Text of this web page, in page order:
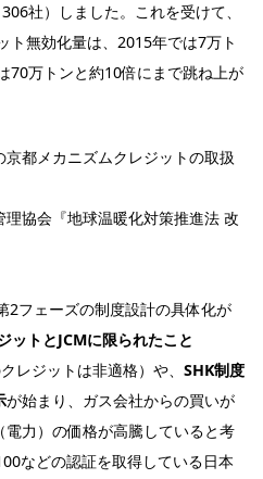
社）しました。これを受けて、
ト無効化量は、2015年では7万ト
70万トンと約10倍にまで跳ね上が
都メカニズムクレジットの取扱
協会『地球温暖化対策推進法 改
2フェーズの制度設計の具体化が
ットとJCMに限られたこと
レジットは非適格）や、 SHK制度
が始まり、ガス会社からの買いが
力）の価格が高騰していると考
などの認証を取得している日本